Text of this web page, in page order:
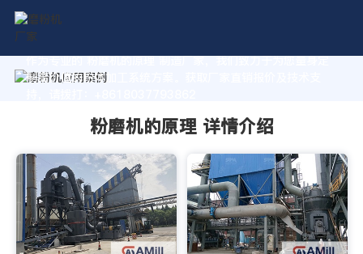
作为专业的 粉磨机的原理 制造厂家，我们致力于为您量身定
制高价值的粉体加工系统方案。获取厂家直销报价及技术支
粉磨机的原理 详情介绍